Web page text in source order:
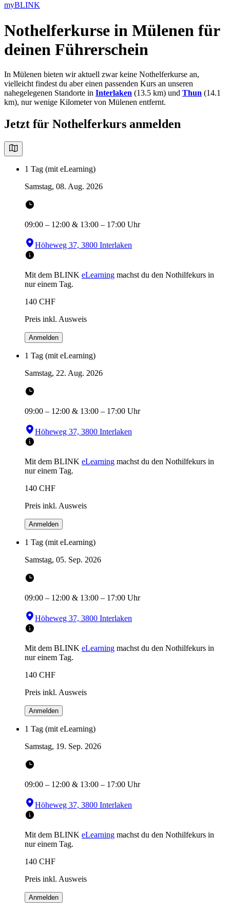
myBLINK
Nothelferkurse in Mülenen für
deinen Führerschein
In Mülenen bieten wir aktuell zwar keine Nothelferkurse an,
vielleicht findest du aber einen passenden Kurs an unseren
nahegelegenen Standorte in Interlaken (13.5 km) und Thun (14.1
km), nur wenige Kilometer von Mülenen entfernt.
Jetzt für Nothelferkurs anmelden
1 Tag (mit eLearning)
Samstag, 08. Aug. 2026
09:00 – 12:00 & 13:00 – 17:00 Uhr
Höheweg 37, 3800 Interlaken
Mit dem BLINK eLearning machst du den Nothilfekurs in
nur einem Tag.
140 CHF
Preis inkl. Ausweis
Anmelden
1 Tag (mit eLearning)
Samstag, 22. Aug. 2026
09:00 – 12:00 & 13:00 – 17:00 Uhr
Höheweg 37, 3800 Interlaken
Mit dem BLINK eLearning machst du den Nothilfekurs in
nur einem Tag.
140 CHF
Preis inkl. Ausweis
Anmelden
1 Tag (mit eLearning)
Samstag, 05. Sep. 2026
09:00 – 12:00 & 13:00 – 17:00 Uhr
Höheweg 37, 3800 Interlaken
Mit dem BLINK eLearning machst du den Nothilfekurs in
nur einem Tag.
140 CHF
Preis inkl. Ausweis
Anmelden
1 Tag (mit eLearning)
Samstag, 19. Sep. 2026
09:00 – 12:00 & 13:00 – 17:00 Uhr
Höheweg 37, 3800 Interlaken
Mit dem BLINK eLearning machst du den Nothilfekurs in
nur einem Tag.
140 CHF
Preis inkl. Ausweis
Anmelden